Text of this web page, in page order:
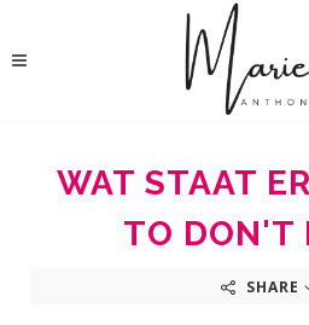
WAT STAAT
TO DON'T
SHARE